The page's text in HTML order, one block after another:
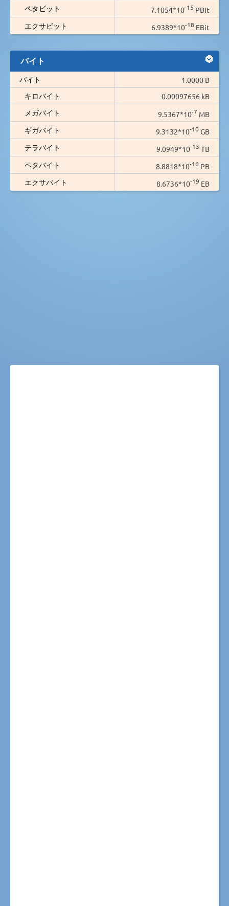
ペタビット
7.1054*10-15 PBit
エクサビット
6.9389*10-18 EBit
バイト
バイト
1.0000 B
キロバイト
0.00097656 kB
メガバイト
9.5367*10-7 MB
ギガバイト
9.3132*10-10 GB
テラバイト
9.0949*10-13 TB
ペタバイト
8.8818*10-16 PB
エクサバイト
8.6736*10-19 EB